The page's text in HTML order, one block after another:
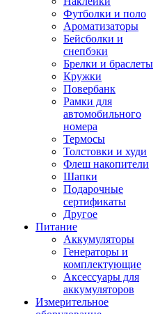
Футболки и поло
Ароматизаторы
Бейсболки и
снепбэки
Брелки и браслеты
Кружки
Повербанк
Рамки для
автомобильного
номера
Термосы
Толстовки и худи
Флеш накопители
Шапки
Подарочные
сертификаты
Другое
Питание
Аккумуляторы
Генераторы и
комплектующие
Аксессуары для
аккумуляторов
Измерительное